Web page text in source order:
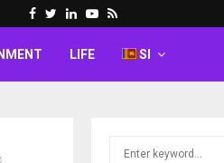
Facebook
Twitter
LinkedinYoutube
Rss
LIFE SI